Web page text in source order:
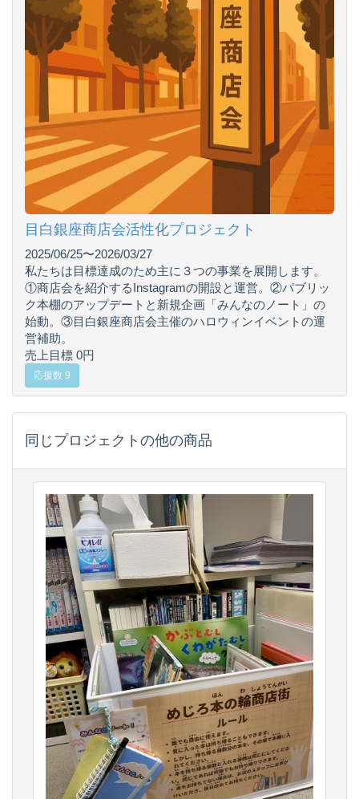
目白銀座商店会活性化プロジェクト
2025/06/25〜2026/03/27
私たちは目標達成のため主に３つの事業を展開します。
①商店会を紹介するInstagramの開設と運営。②パブリッ
ク本棚のアップデートと新規企画「みんなのノート」の
始動。③目白銀座商店会主催のハロウィンイベントの運
営補助。
売上目標 0円
応援数 9
同じプロジェクトの他の商品